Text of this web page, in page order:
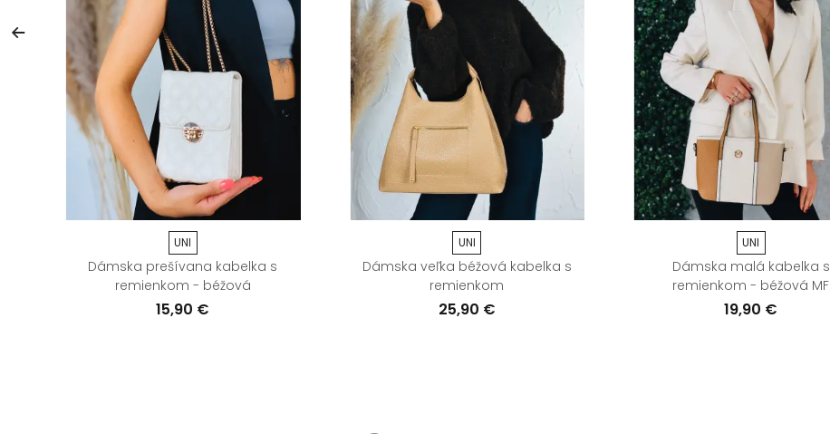
UNI
Dámska prešívana kabelka s
remienkom - béžová
15,90 €
UNI
Dámska veľka béžová kabelka s
remienkom
25,90 €
UNI
Dámska malá kabelka s
remienkom - béžová MF
19,90 €